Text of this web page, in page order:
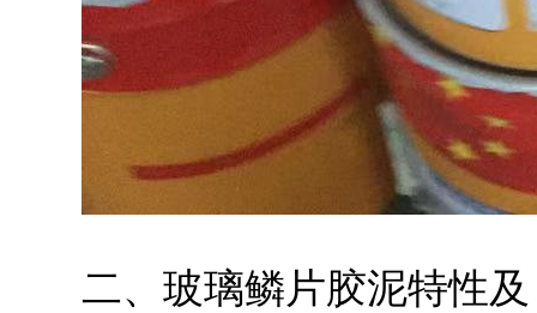
二、玻璃鳞片胶泥特性及